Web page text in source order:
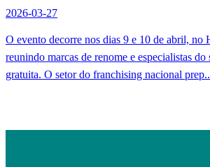
2026-03-27
O evento decorre nos dias 9 e 10 de abril, no
reunindo marcas de renome e especialistas do
gratuita. O setor do franchising nacional